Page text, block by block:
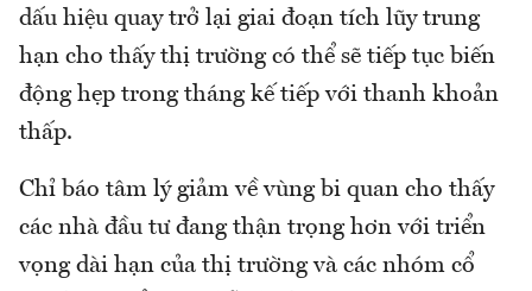
dấu hiệu quay trở lại giai đoạn tích lũy trung
hạn cho thấy thị trường có thể sẽ tiếp tục biến
động hẹp trong tháng kế tiếp với thanh khoản
thấp.
Chỉ báo tâm lý giảm về vùng bi quan cho thấy
các nhà đầu tư đang thận trọng hơn với triển
vọng dài hạn của thị trường và các nhóm cổ